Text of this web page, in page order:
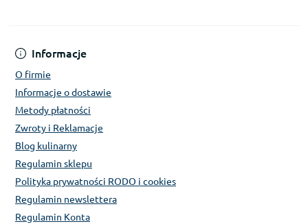
Informacje
O firmie
Informacje o dostawie
Metody płatności
Zwroty i Reklamacje
Blog kulinarny
Regulamin sklepu
Polityka prywatności RODO i cookies
Regulamin newslettera
Regulamin Konta